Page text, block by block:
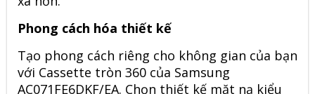
Phong cách hóa thiết kế
Tạo phong cách riêng cho không gian của bạn
với Cassette tròn 360 của Samsung
AC071FE6DKF/EA. Chọn thiết kế mặt nạ kiểu